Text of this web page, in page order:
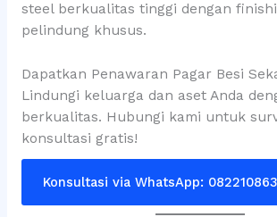
steel berkualitas tinggi dengan
pelindung khusus.
Dapatkan Penawaran Pagar Besi
Lindungi keluarga dan aset Anda
berkualitas. Hubungi kami untuk
konsultasi gratis!
Konsultasi via WhatsApp: